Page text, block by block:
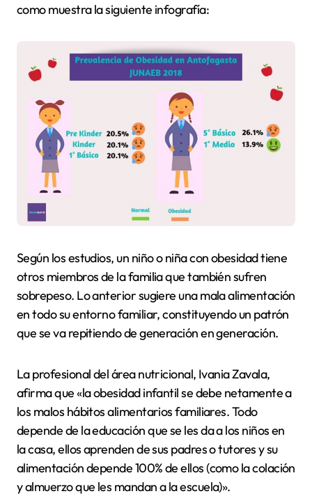
como muestra la siguiente infografía:
Según los estudios, un niño o niña con obesidad tiene
otros miembros de la familia que también sufren
sobrepeso. Lo anterior sugiere una mala alimentación
en todo su entorno familiar, constituyendo un patrón
que se va repitiendo de generación en generación.
La profesional del área nutricional, Ivania Zavala,
afirma que «la obesidad infantil se debe netamente a
los malos hábitos alimentarios familiares. Todo
depende de la educación que se les da a los niños en
la casa, ellos aprenden de sus padres o tutores y su
alimentación depende 100% de ellos (como la colación
y almuerzo que les mandan a la escuela)».